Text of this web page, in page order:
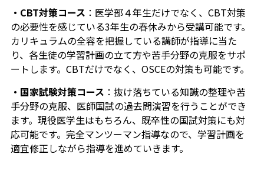
・CBT対策コース ：医学部４年生だけでなく、CBT対策
の必要性を感じている3年生の春休みから受講可能です。
カリキュラムの全容を把握している講師が指導に当た
り、各生徒の学習計画の立て方や苦手分野の克服をサポ
ートします。CBTだけでなく、OSCEの対策も可能です。
・国家試験対策コース ：抜け落ちている知識の整理や苦
手分野の克服、医師国試の過去問演習を行うことができ
ます。現役医学生はもちろん、既卒性の国試対策にも対
応可能です。完全マンツーマン指導なので、学習計画を
適宜修正しながら指導を進めていきます。